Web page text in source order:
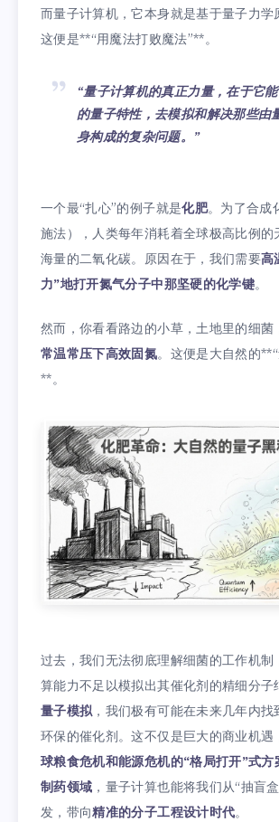
而量子计算机，它本身就是基于量子力学
这便是**“用魔法打败魔法”**。
“量子计算机的真正力量，在于它
的量子特性，去模拟和解决那些由
身构成的复杂问题。”
一个最“扎心”的例子就是化肥。为了合成
施法），人类每年消耗着全球极高比例的
海量的二氧化碳。原因在于，我们需要高
力”地打开氮气分子中那坚硬的化学键。
然而，你看看路边的小草，土地里的细菌
常温常压下高效固氮。这便是大自然的
**。
过去，我们无法彻底理解细菌的工作机制
算能力不足以模拟出其催化剂的精细分子
量子模拟 ，我们极有可能在未来几年内找
环保的催化剂。这不仅是巨大的商业机遇
球粮食危机和能源危机的“格局打开”式方
制药领域 ，量子计算也能将我们从“抽盲
发，带向精准的分子工程设计时代。